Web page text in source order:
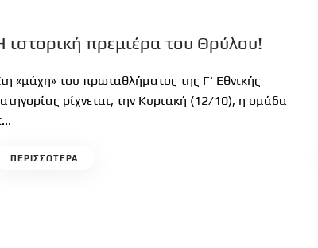
ιστορική πρεμιέρα του Θρύλου!
«μάχη» του πρωταθλήματος της Γ' Εθνικής
ρίχνεται, την Κυριακή (12/10), η ομάδα
ΠΕΡΙΣΣΟΤΕΡΑ